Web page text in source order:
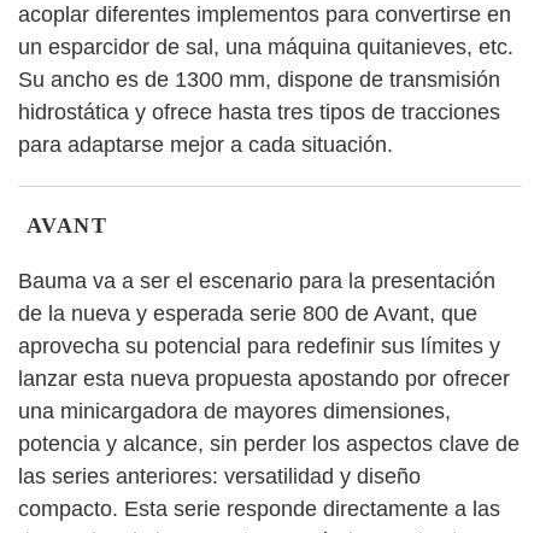
acoplar diferentes implementos para convertirse en
un esparcidor de sal, una máquina quitanieves, etc.
Su ancho es de 1300 mm, dispone de transmisión
hidrostática y ofrece hasta tres tipos de tracciones
para adaptarse mejor a cada situación.
AVANT
Bauma va a ser el escenario para la presentación
de la nueva y esperada serie 800 de Avant, que
aprovecha su potencial para redefinir sus límites y
lanzar esta nueva propuesta apostando por ofrecer
una minicargadora de mayores dimensiones,
potencia y alcance, sin perder los aspectos clave de
las series anteriores: versatilidad y diseño
compacto. Esta serie responde directamente a las